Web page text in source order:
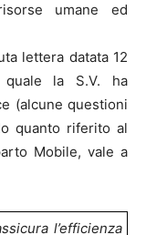
umane ed
lettera datata 12
la S.V. ha
(alcune questioni
quanto riferito al
Mobile, vale a
l’efficienza